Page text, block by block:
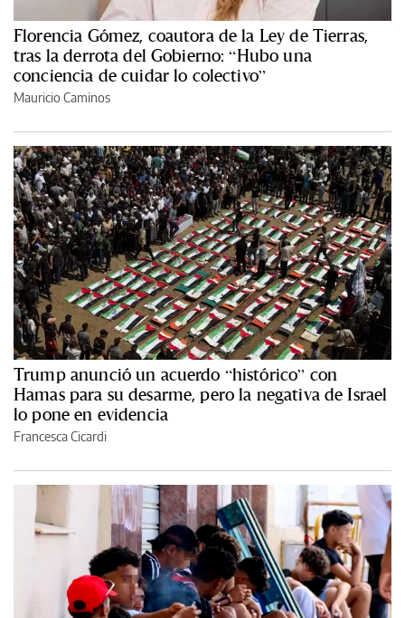
Florencia Gómez, coautora de la Ley de Tierras,
tras la derrota del Gobierno: “Hubo una
conciencia de cuidar lo colectivo”
Mauricio Caminos
Trump anunció un acuerdo “histórico” con
Hamas para su desarme, pero la negativa de Israel
lo pone en evidencia
Francesca Cicardi